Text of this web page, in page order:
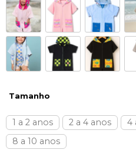
Tamanho
1 a 2 anos 2 a 4 anos 4
8 a 10 anos